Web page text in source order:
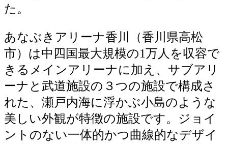
た。
あなぶきアリーナ香川（香川県高松
市）は中四国最大規模の1万人を収容で
きるメインアリーナに加え、サブアリ
ーナと武道施設の３つの施設で構成さ
れた、瀬戸内海に浮かぶ小島のような
美しい外観が特徴の施設です。ジョイ
ントのない一体的かつ曲線的なデザイ